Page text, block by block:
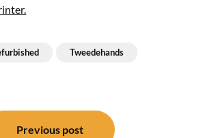
Tweedehands
Previous post